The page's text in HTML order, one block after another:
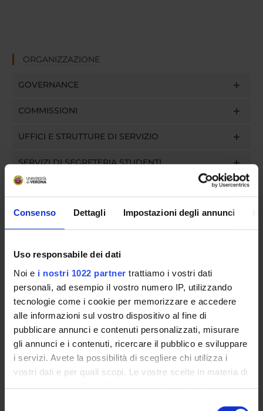
Consenso Dettagli Impostazioni degli annunci
Uso responsabile dei dati
Noi e i nostri 1022 partner trattiamo i vostri dati
personali, ad esempio il vostro numero IP, utilizzando
tecnologie come i cookie per memorizzare e accedere
alle informazioni sul vostro dispositivo al fine di
pubblicare annunci e contenuti personalizzati, misurare
gli annunci e i contenuti, ricercare il pubblico e sviluppare
i servizi. Avete la possibilità di scegliere chi utilizza i
vostri dati e per quali scopi. Le vostre scelte in materia di
privacy sono applicabili solo su questa proprietà digitale
ORGANIZZAZIONE
GOVERNANCE
COMMISSIONI
UFFICI E STRUTTURE DI SERVIZIO
SERVIZI DI SEGRETERIA STUDENTI
LABORATORI DI RICERCA
BIBLIOTECHE
SPIN OFF E AZIENDE
Contatti
Persone
Luoghi
Calendario